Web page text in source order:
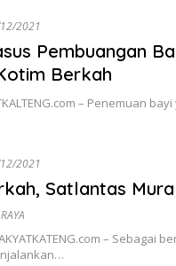
2021
Pembuangan
Berkah
– Penemuan
2021
Satlantas
–